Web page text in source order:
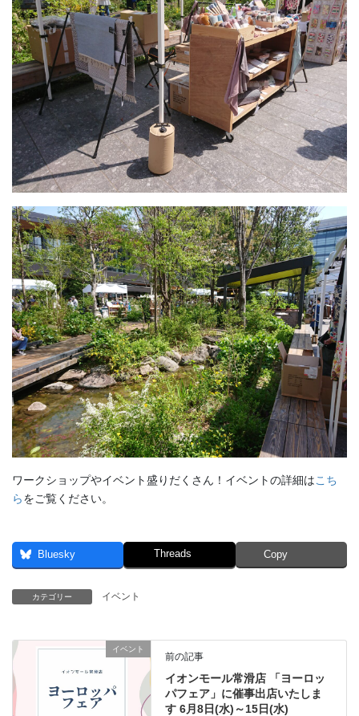
ワークショップやイベント盛りだくさん！イベントの詳細はこち
らをご覧ください。
Bluesky Threads Copy
カテゴリー イベント
イベント
前の記事
イオンモール常滑店 「ヨーロッ
パフェア」に催事出店いたしま
す 6月8日(水)～15日(水)